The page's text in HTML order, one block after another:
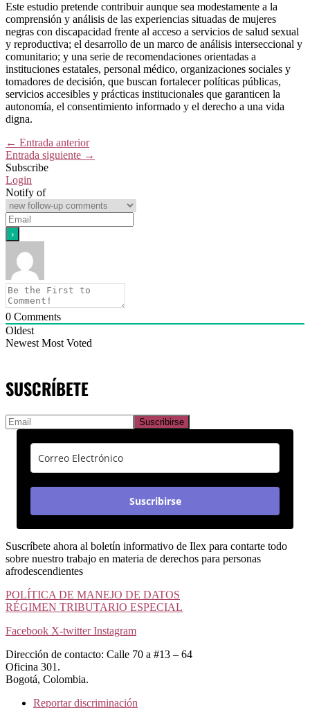
Este estudio pretende contribuir aunque sea modestamente a la
comprensión y análisis de las experiencias situadas de mujeres
negras con discapacidad frente al acceso a servicios de salud sexual
y reproductiva; el desarrollo de un marco de análisis interseccional y
comunitario; y una serie de recomendaciones orientadas a
instituciones estatales, personal médico, organizaciones sociales y
tomadores de decisión, que buscan fortalecer políticas públicas,
servicios accesibles y prácticas institucionales que garanticen la
autonomía, el consentimiento informado y el derecho a una vida
digna.
← Entrada anterior
Entrada siguiente →
Subscribe
Login
Notify of
0 Comments
Oldest
Newest Most Voted
SUSCRÍBETE
Suscribirse
Suscríbete ahora al boletín informativo de Ilex para contarte todo
sobre nuestro trabajo en materia de derechos para personas
afrodescendientes
POLÍTICA DE MANEJO DE DATOS
RÉGIMEN TRIBUTARIO ESPECIAL
Facebook X-twitter Instagram
Dirección de contacto: Calle 70 a #13 – 64
Oficina 301.
Bogotá, Colombia.
Reportar discriminación